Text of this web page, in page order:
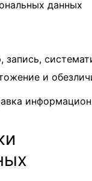
данных
запись,
и